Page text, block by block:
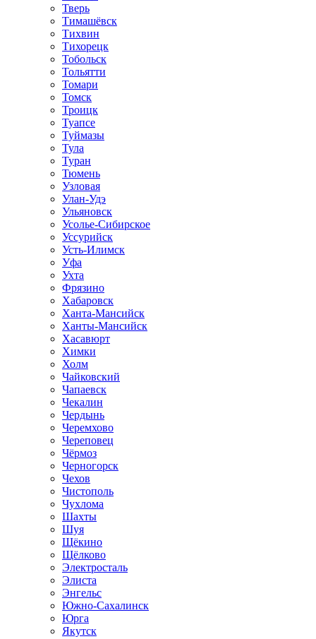
Тверь
Тимашёвск
Тихвин
Тихорецк
Тобольск
Тольятти
Томари
Томск
Троицк
Туапсе
Туймазы
Тула
Туран
Тюмень
Узловая
Улан-Удэ
Ульяновск
Усолье-Сибирское
Уссурийск
Усть-Илимск
Уфа
Ухта
Фрязино
Хабаровск
Ханта-Мансийск
Ханты-Мансийск
Хасавюрт
Химки
Холм
Чайковский
Чапаевск
Чекалин
Чердынь
Черемхово
Череповец
Чёрмоз
Черногорск
Чехов
Чистополь
Чухлома
Шахты
Шуя
Щёкино
Щёлково
Электросталь
Элиста
Энгельс
Южно-Сахалинск
Юрга
Якутск